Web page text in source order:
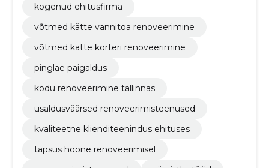
kogenud ehitusfirma
võtmed kätte vannitoa renoveerimine
võtmed kätte korteri renoveerimine
pinglae paigaldus
kodu renoveerimine tallinnas
usaldusväärsed renoveerimisteenused
kvaliteetne klienditeenindus ehituses
täpsus hoone renoveerimisel